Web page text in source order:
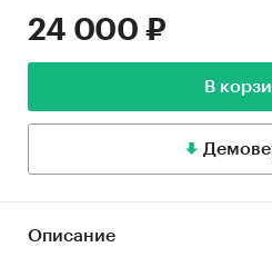
24 000 ₽
В
Описание